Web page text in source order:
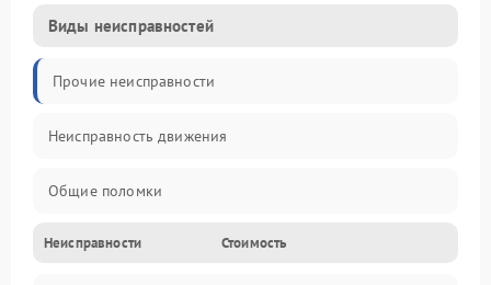
Виды неисправностей
Прочие неисправности
Неисправность движения
Общие поломки
Неисправность датчиков
Неисправности Стоимость